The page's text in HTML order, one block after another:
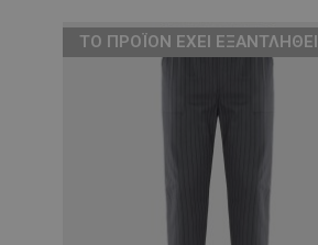
ТΟ ΠΡΟΪΌΝ ΈΧΕΙ ΕΞΑΝΤΛΗΘΕΊ